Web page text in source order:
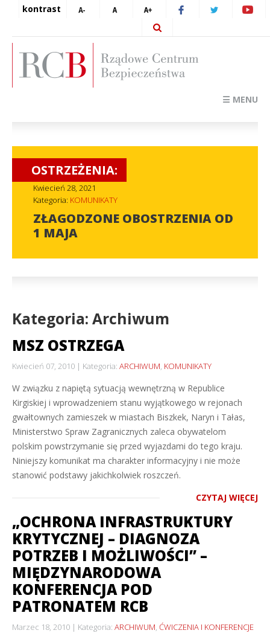
kontrast
☰ MENU
OSTRZEŻENIA:
Kwiecień 28, 2021
Kategoria: KOMUNIKATY
ZŁAGODZONE OBOSTRZENIA OD
1 MAJA
Kategoria: Archiwum
MSZ OSTRZEGA
Kwiecień 07, 2010 Kategoria: ARCHIWUM, KOMUNIKATY
W związku z napiętą sytuacją wewnętrzną w Republice
Kirgiskiej i wprowadzeniem stanu wyjątkowego w rejonach
gwałtownych zamieszek w miastach Biszkek, Naryn i Tałas,
Ministerstwo Spraw Zagranicznych zaleca obywatelom
polskim powstrzymanie się przed wyjazdami do tego kraju.
Niniejszy komunikat ma charakter informacyjny i nie może
stanowić podstawy jakichkolwiek roszczeń.
CZYTAJ WIĘCEJ
„OCHRONA INFRASTRUKTURY
KRYTYCZNEJ – DIAGNOZA
POTRZEB I MOŻLIWOŚCI” –
MIĘDZYNARODOWA
KONFERENCJA POD
PATRONATEM RCB
Marzec 18, 2010 Kategoria: ARCHIWUM, ĆWICZENIA I KONFERENCJE